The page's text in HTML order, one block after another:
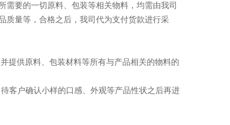
要的一切原料、包装等相关物料，均需由我司
质量等，合格之后，我司代为支付货款进行采
供原料、包装材料等所有与产品相关的物料的
户确认小样的口感、外观等产品性状之后再进